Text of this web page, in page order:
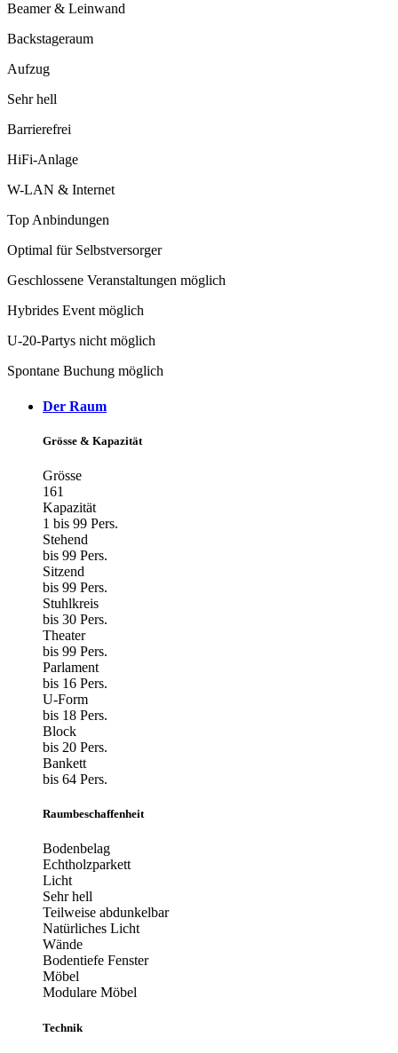
Beamer & Leinwand
Backstageraum
Aufzug
Sehr hell
Barrierefrei
HiFi-Anlage
W-LAN & Internet
Top Anbindungen
Optimal für Selbstversorger
Geschlossene Veranstaltungen möglich
Hybrides Event möglich
U-20-Partys nicht möglich
Spontane Buchung möglich
Der Raum
Grösse & Kapazität
Grösse
161
Kapazität
1 bis 99 Pers.
Stehend
bis 99 Pers.
Sitzend
bis 99 Pers.
Stuhlkreis
bis 30 Pers.
Theater
bis 99 Pers.
Parlament
bis 16 Pers.
U-Form
bis 18 Pers.
Block
bis 20 Pers.
Bankett
bis 64 Pers.
Raumbeschaffenheit
Bodenbelag
Echtholzparkett
Licht
Sehr hell
Teilweise abdunkelbar
Natürliches Licht
Wände
Bodentiefe Fenster
Möbel
Modulare Möbel
Technik